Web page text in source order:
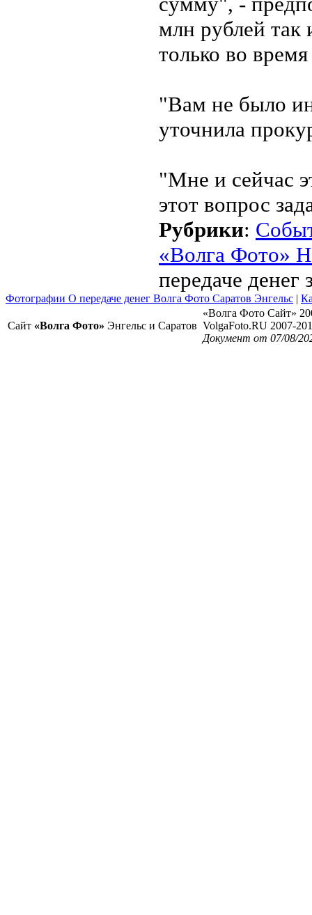
млн рублей так
только во
"Вам не было
уточнила
"Мне и сейчас
этот вопрос
Рубрики:
«Волга Фото»
передаче
Фотографии О передаче денег Волга Фото Саратов Энгельс |
Сайт «Волга Фото» Энгельс и Саратов
«Волга Фото Сайт»
VolgaFoto.RU 2007-
Документ от 07/08/